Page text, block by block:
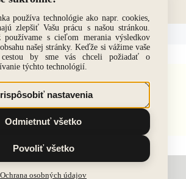
Všetky práva vyhradené